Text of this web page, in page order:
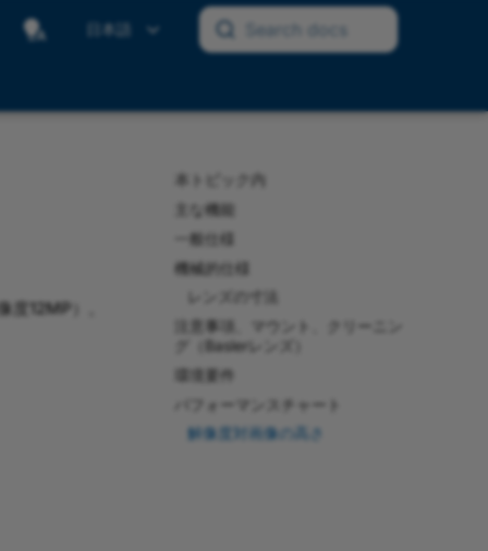
日本語 Search docs
本トピック内
主な機能
一般仕様
機械的仕様
注意事項、マウント、クリーニン
グ（Baslerレンズ）
環境要件
パフォーマンスチャート
解像度対画像の高さ
12MP）。